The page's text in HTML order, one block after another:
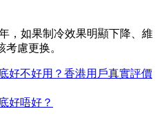
，如果制冷效果明顯下降、維
慮更换。
好不好用？香港用戶真實評價
好唔好？